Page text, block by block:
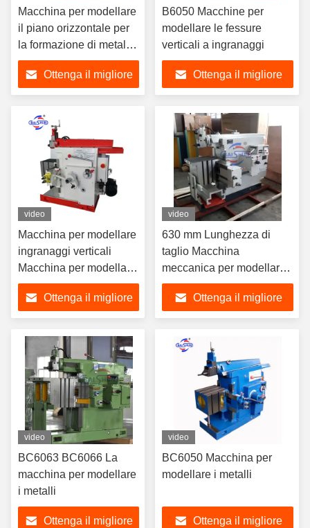
Macchina per modellare
il piano orizzontale per
la formazione di metalli
BC6035
Ottenga il migliore
B6050 Macchine per
modellare le fessure
verticali a ingranaggi
Ottenga il migliore
video
Macchina per modellare
ingranaggi verticali
Macchina per modellare
metallo B6050 Alta
precisione
Ottenga il migliore
video
630 mm Lunghezza di
taglio Macchina
meccanica per modellare i
metalli
Ottenga il migliore
video
BC6063 BC6066 La
macchina per modellare
i metalli
Ottenga il migliore
video
BC6050 Macchina per
modellare i metalli
Ottenga il migliore